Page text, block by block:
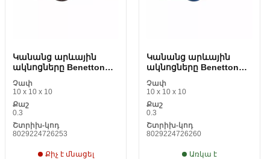
Կանանց արևային
ակնոցները Benetton
Չափ
10 x 10 x 10
Քաշ
0.3
Շտրիխ-կոդ
8029224726253
Քիչ է մնացել
Կանանց արևային
ակնոցները Benetton
Չափ
10 x 10 x 10
Քաշ
0.3
Շտրիխ-կոդ
8029224726260
Առկա է